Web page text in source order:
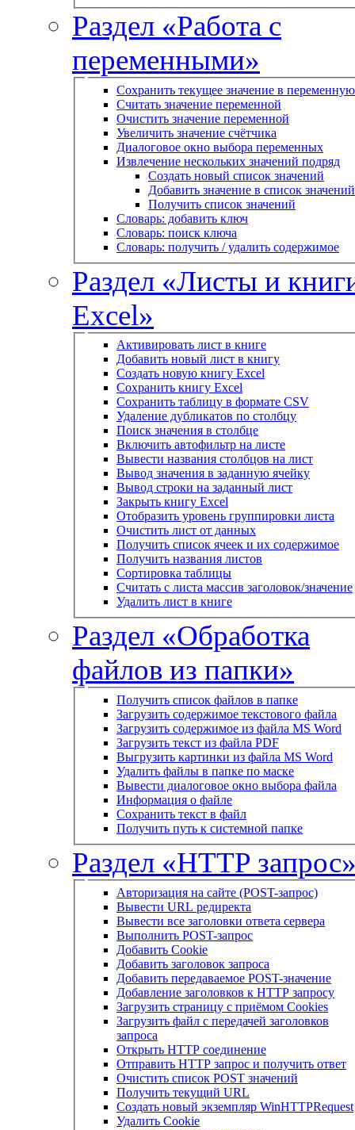
Раздел «Работа с
переменными»
Сохранить текущее значение в переменную
Считать значение переменной
Очистить значение переменной
Увеличить значение счётчика
Диалоговое окно выбора переменных
Извлечение нескольких значений подряд
Создать новый список значений
Добавить значение в список значений
Получить список значений
Словарь: добавить ключ
Словарь: поиск ключа
Словарь: получить / удалить содержимое
Раздел «Листы и
Excel»
Активировать лист в книге
Добавить новый лист в книгу
Создать новую книгу Excel
Сохранить книгу Excel
Сохранить таблицу в формате CSV
Удаление дубликатов по столбцу
Поиск значения в столбце
Включить автофильтр на листе
Вывести названия столбцов на лист
Вывод значения в заданную ячейку
Вывод строки на заданный лист
Закрыть книгу Excel
Отобразить уровень группировки листа
Очистить лист от данных
Получить список ячеек и их содержимое
Получить названия листов
Сортировка таблицы
Считать с листа массив заголовок/значение
Удалить лист в книге
Раздел «Обработка
файлов из папки»
Получить список файлов в папке
Загрузить содержимое текстового файла
Загрузить содержимое из файла MS Word
Загрузить текст из файла PDF
Выгрузить картинки из файла MS Word
Удалить файлы в папке по маске
Вывести диалоговое окно выбора файла
Информация о файле
Сохранить текст в файл
Получить путь к системной папке
Раздел «HTTP
Авторизация на сайте (POST-запрос)
Вывести URL редиректа
Вывести все заголовки ответа сервера
Выполнить POST-запрос
Добавить Cookie
Добавить заголовок запроса
Добавить передаваемое POST-значение
Добавление заголовков к HTTP запросу
Загрузить страницу с приёмом Cookies
Загрузить файл с передачей заголовков
запроса
Открыть HTTP соединение
Отправить HTTP запрос и получить ответ
Очистить список POST значений
Получить текущий URL
Создать новый экземпляр WinHTTPRequest
Удалить Cookie